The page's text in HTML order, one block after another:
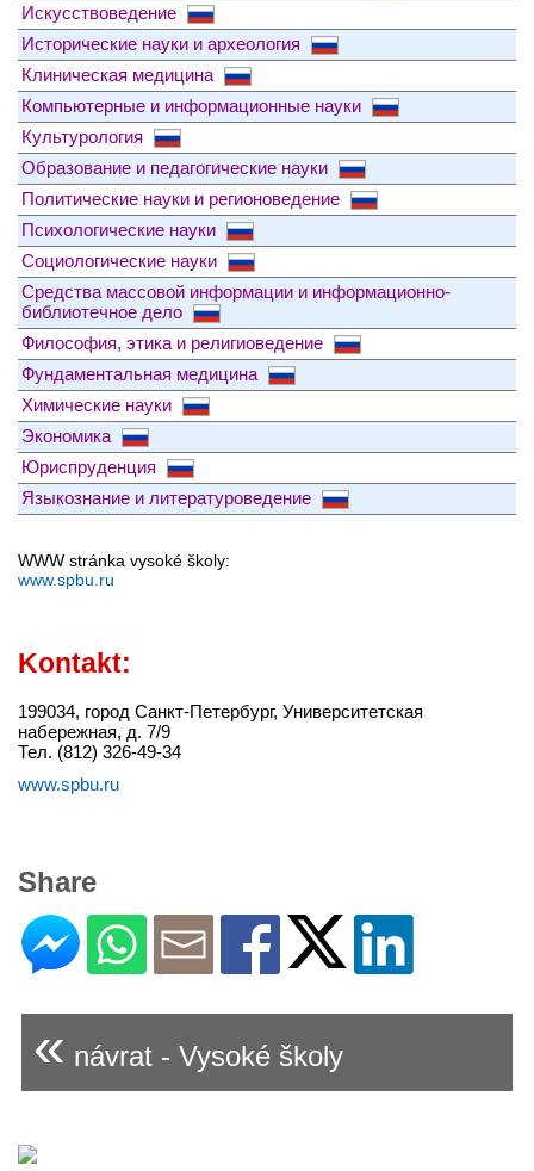
Искусствоведение
Исторические науки и археология
Клиническая медицина
Компьютерные и информационные науки
Культурология
Образование и педагогические науки
Политические науки и регионоведение
Психологические науки
Социологические науки
Средства массовой информации и информационно-
библиотечное дело
Философия, этика и религиоведение
Фундаментальная медицина
Химические науки
Экономика
Юриспруденция
Языкознание и литературоведение
WWW stránka vysoké školy:
www.spbu.ru
Kontakt:
199034, город Санкт-Петербург, Университетская
набережная, д. 7/9
Тел. (812) 326-49-34
www.spbu.ru
Share
« návrat - Vysoké školy